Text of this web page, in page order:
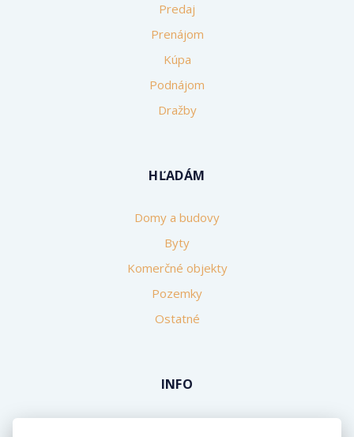
Predaj
Prenájom
Kúpa
Podnájom
Dražby
HĽADÁM
Domy a budovy
Byty
Komerčné objekty
Pozemky
Ostatné
INFO